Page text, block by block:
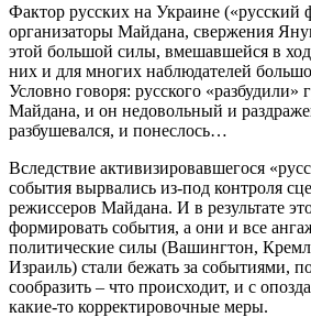
Фактор русских на Украине («русский
организаторы Майдана, свержения
этой большой силы, вмешавшейся в ход
них и для многих наблюдателей
Условно говоря: русского
Майдана, и он недовольный и
разбушевался, и понеслось…
Вследствие активизировавшегося
события вырвались из-под контроля
режиссеров Майдана. И в результате
формировать события, а они и все
политические силы (Вашингтон,
Израиль) стали бежать за событиями,
сообразить – что происходит, и с
какие-то корректировочные меры.